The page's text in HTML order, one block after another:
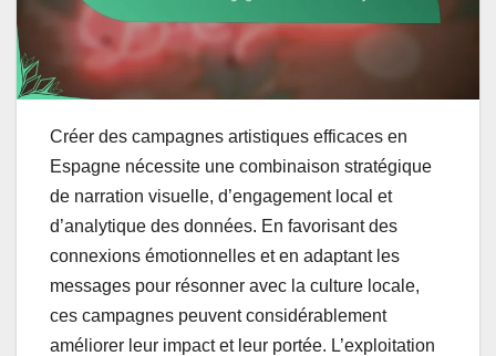
Créer des campagnes artistiques efficaces en
Espagne nécessite une combinaison stratégique
de narration visuelle, d’engagement local et
d’analytique des données. En favorisant des
connexions émotionnelles et en adaptant les
messages pour résonner avec la culture locale,
ces campagnes peuvent considérablement
améliorer leur impact et leur portée. L’exploitation